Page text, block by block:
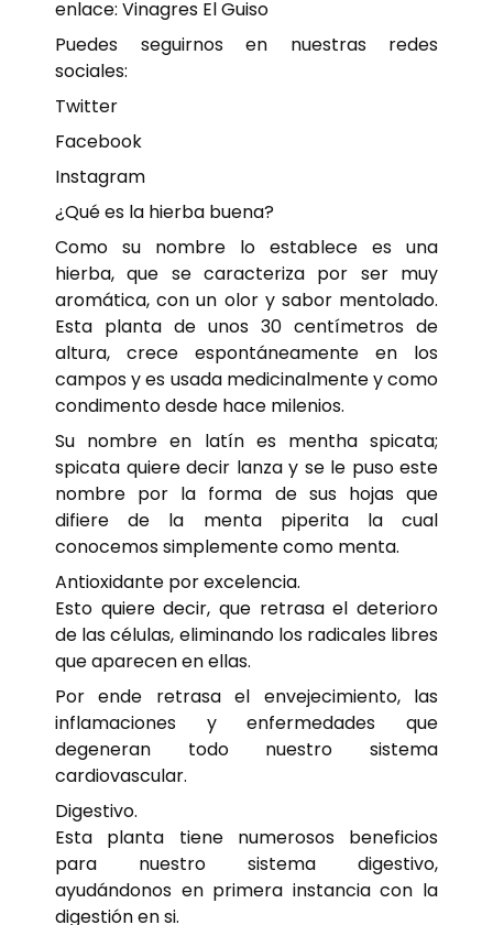
enlace: Vinagres El Guiso
Puedes seguirnos en nuestras redes
sociales:
Twitter
Facebook
Instagram
¿Qué es la hierba buena?
Como su nombre lo establece es una
hierba, que se caracteriza por ser muy
aromática, con un olor y sabor mentolado.
Esta planta de unos 30 centímetros de
altura, crece espontáneamente en los
campos y es usada medicinalmente y como
condimento desde hace milenios.
Su nombre en latín es mentha spicata;
spicata quiere decir lanza y se le puso este
nombre por la forma de sus hojas que
difiere de la menta piperita la cual
conocemos simplemente como menta.
Antioxidante por excelencia.
Esto quiere decir, que retrasa el deterioro
de las células, eliminando los radicales libres
que aparecen en ellas.
Por ende retrasa el envejecimiento, las
inflamaciones y enfermedades que
degeneran todo nuestro sistema
cardiovascular.
Digestivo.
Esta planta tiene numerosos beneficios
para nuestro sistema digestivo,
ayudándonos en primera instancia con la
digestión en si.